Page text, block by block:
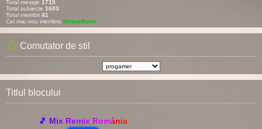
Total mesaje 1715
Total subiecte 1603
Total membri 41
Cel mai nou membru fatimathahir
Comutator de stil
Titlul blocului
🎵 Mix Remix România